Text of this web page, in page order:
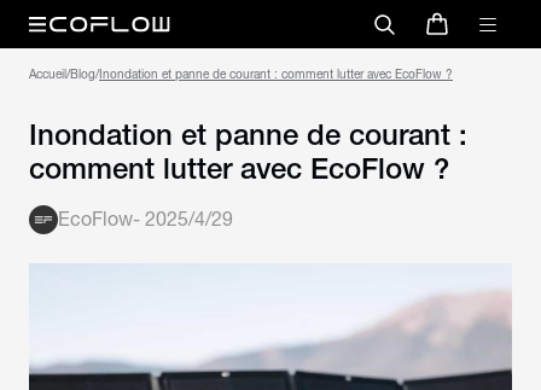
Accueil/Blog/Inondation et panne de courant : comment lutter avec EcoFlow ?
Inondation et panne de courant :
comment lutter avec EcoFlow ?
EcoFlow- 2025/4/29